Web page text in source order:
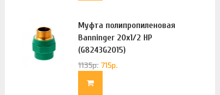
Муфта полипропиленовая
Banninger 20х1/2 НР
(G8243G2015)
1135р. 715р.